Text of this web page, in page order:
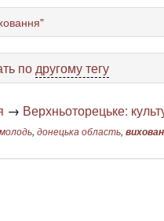
подругому тегу
→ Верхньоторецьке:
молодь, донецька область,